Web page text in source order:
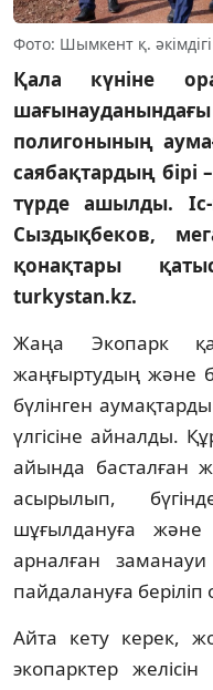
Фото: Шымкент қ. әкімдігі
Қала күніне
полигонының
саябақтардың бірі
түрде ашылды.
Сыздықбеков,
қонақтары
turkystan.kz.
Жаңа Экопарк
жаңғыртудың және
бүлінген
үлгісіне айналды.
айында басталған
асырылып,
шұғылдануға және
арналған заманауи
пайдалануға беріліп
Айта кету керек,
экопарктер